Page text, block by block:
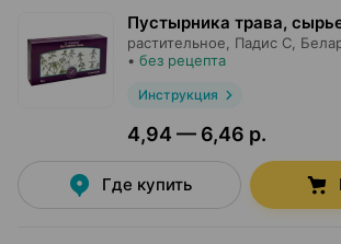
Пустырника трава,
растительное, Падис С,
• без рецепта
Инструкция
4,94 — 6,46 р.
Где купить